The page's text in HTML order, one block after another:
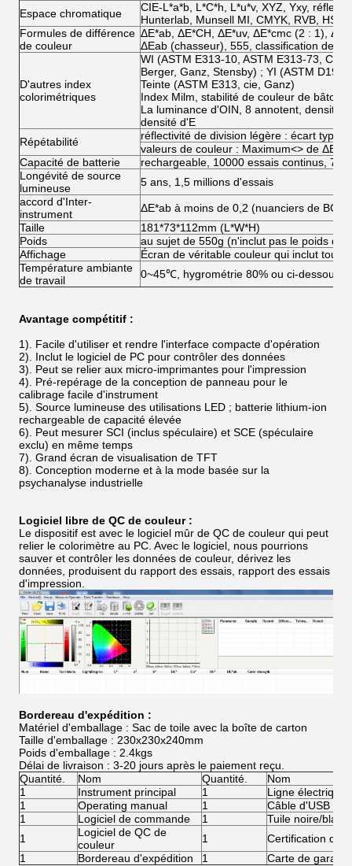
Espace chromatique
CIE-L*a*b, L*C*h, L*u*v, XYZ, Yxy,
Hunterlab, Munsell MI, CMYK, RVB, HSB
Formules de différence
de couleur
ΔE*ab, ΔE*CH, ΔE*uv, ΔE*cmc (2 : 1),
ΔEab (chasseur), 555, classification de
D'autres index
colorimétriques
WI (ASTM E313-10, ASTM E313-73, CIE/
Berger, Ganz, Stensby) ; YI (ASTM
Teinte (ASTM E313, cie, Ganz)
Index Milm, stabilité de couleur de bâton,
La luminance d'OIN, 8 annotent, densité
densité d'E
Répétabilité
réflectivité de division légère : écart type
valeurs de couleur : Maximum<> de
Capacité de batterie
rechargeable, 10000 essais continus,
Longévité de source
lumineuse
5 ans, 1,5 millions d'essais
accord d'Inter-
instrument
ΔE*ab à moins de 0,2 (nuanciers de
Taille
181*73*112mm (L*W*H)
Poids
au sujet de 550g (n'inclut pas le poids de
Affichage
Écran de véritable couleur qui inclut
Température ambiante
de travail
0~45℃, hygrométrie 80% ou ci-dessous
Avantage compétitif :
1).
Facile d'utiliser et rendre l'interface compacte d'opération
2). Inclut le logiciel de PC pour contrôler des données
3).
Peut se relier aux micro-imprimantes pour l'impression
4). Pré-repérage de la conception de panneau pour le
calibrage facile d'instrument
5). Source lumineuse des utilisations LED ; batterie lithium-ion
rechargeable de capacité élevée
6). Peut mesurer SCI (inclus spéculaire) et SCE (spéculaire
exclu) en même temps
7). Grand écran de visualisation de TFT
8). Conception moderne et à la mode basée sur la
psychanalyse industrielle
Logiciel libre de QC de couleur :
Le dispositif est avec le logiciel mûr de QC de couleur qui peut
relier le colorimètre au PC. Avec le logiciel, nous pourrions
sauver et contrôler les données de couleur, dérivez les
données, produisent du rapport des essais, rapport des essais
d'impression.
Bordereau d'expédition :
Matériel d'emballage : Sac de toile avec la boîte de carton
Taille d'emballage : 230x230x240mm
Poids d'emballage : 2.4kgs
Délai de livraison : 3-20 jours après le paiement reçu.
Quantité.
Nom Quantité.
Nom
1
Instrument principal 1
Ligne électrique
1
Operating manual 1
Câble d'USB
1
Logiciel de commande 1
Tuile noire/
1
Logiciel de QC de
couleur
1
Certification de
1
Bordereau d'expédition 1 Carte de